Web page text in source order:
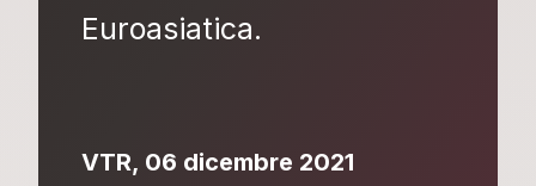
Euroasiatica.
VTR, 06 dicembre 2021